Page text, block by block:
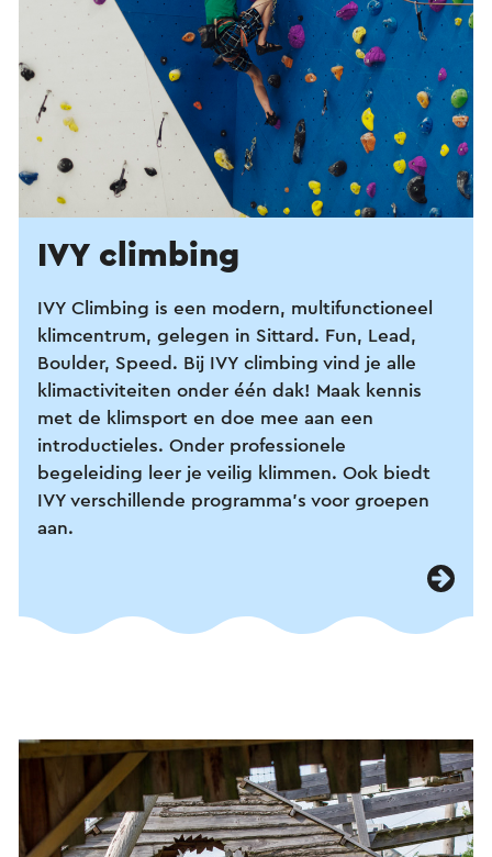
IVY climbing
IVY Climbing is een modern, multifunctioneel
klimcentrum, gelegen in Sittard. Fun, Lead,
Boulder, Speed. Bij IVY climbing vind je alle
klimactiviteiten onder één dak! Maak kennis
met de klimsport en doe mee aan een
introductieles. Onder professionele
begeleiding leer je veilig klimmen. Ook biedt
IVY verschillende programma's voor groepen
aan.